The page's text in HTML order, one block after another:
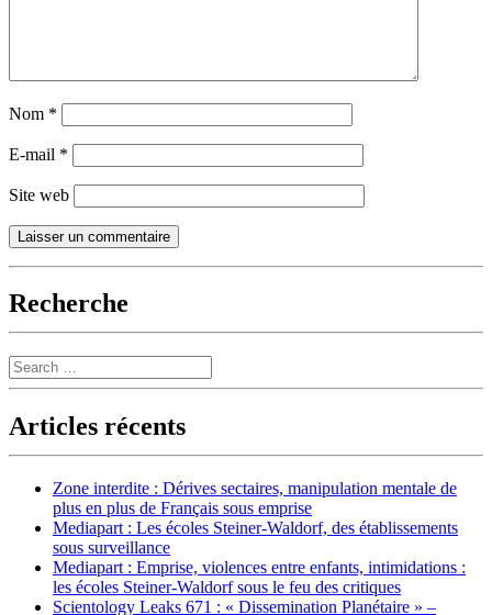
Nom *
E-mail *
Site web
Recherche
Search
Articles récents
Zone interdite : Dérives sectaires, manipulation mentale de
plus en plus de Français sous emprise
Mediapart : Les écoles Steiner-Waldorf, des établissements
sous surveillance
Mediapart : Emprise, violences entre enfants, intimidations :
les écoles Steiner-Waldorf sous le feu des critiques
Scientology Leaks 671 : « Dissemination Planétaire » –